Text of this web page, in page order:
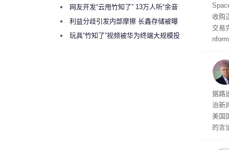
收购
交易
周
时间
交
议，
易预
到倒
据路
治新
美国
的言
网友开发“云甩竹知了” 13万人听“余音
绕梁”利益分歧引发内部摩擦 长鑫存储被曝
曾将华为驻场工程师驱逐出研发基地
玩具“竹知了”视频被华为终端大规模投